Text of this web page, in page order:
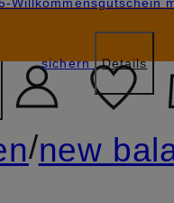
sichern Details
/new